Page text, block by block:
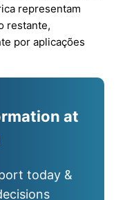
representam
restante,
por aplicações
at
today &